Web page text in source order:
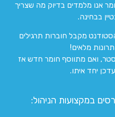
אנו מלמדים בדיוק מה שצריך
בבחינה.
מקבל חוברות תרגילים
מלאים!
ואם מתווסף חומר חדש אז
יחד איתו.
במקצועות הניהול: